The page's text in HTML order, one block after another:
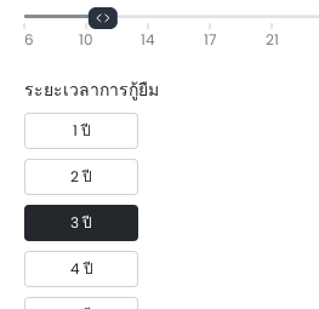
6 10 14 17 21
ระยะเวลาการกู้ยืม
1 ปี
2 ปี
3 ปี
4 ปี